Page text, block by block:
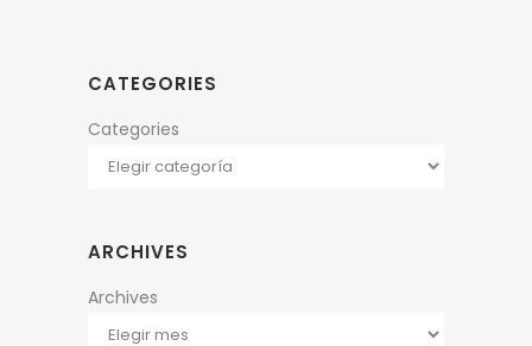
CATEGORIES
Categories
ARCHIVES
Archives